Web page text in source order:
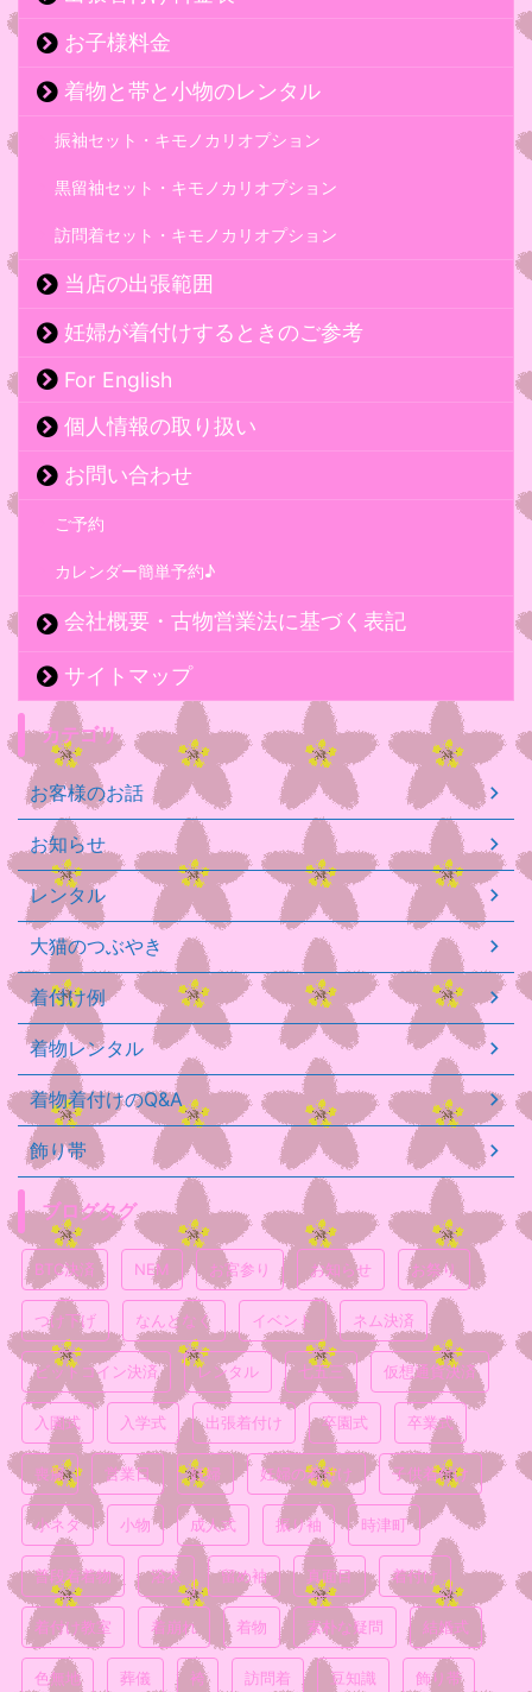
お子様料金
着物と帯と小物のレンタル
振袖セット・キモノカリオプション
黒留袖セット・キモノカリオプション
訪問着セット・キモノカリオプション
当店の出張範囲
妊婦が着付けするときのご参考
For English
個人情報の取り扱い
お問い合わせ
ご予約
カレンダー簡単予約♪
会社概要・古物営業法に基づく表記
サイトマップ
カテゴリ
お客様のお話
お知らせ
レンタル
大猫のつぶやき
着付け例
着物レンタル
着物着付けのQ&A
飾り帯
ブログタグ
BTC決済 NEM お宮参り お知らせ お祭り
つけ下げ なんとなく イベント ネム決済
ビットコイン決済 レンタル 七五三 仮想通貨決済
入園式 入学式 出張着付け 卒園式 卒業式
喪服 営業日 妊婦 妊婦の着付け 子供着付け
小ネタ 小物 成人式 振り袖 時津町
普段着着物 浴衣 留め袖 真面目 着付け
着付け教室 着崩れ 着物 素朴な疑問 結婚式
色無地 葬儀 袴 訪問着 豆知識 飾り帯